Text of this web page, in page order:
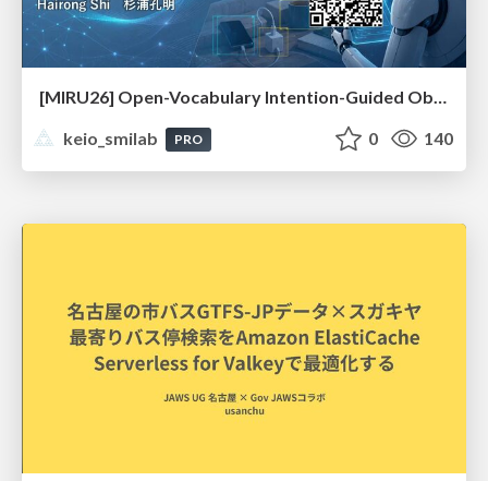
[MIRU26] Open-Vocabulary Intention-Guided Object Detection in Diverse Scenes
keio_smilab
PRO 0 140